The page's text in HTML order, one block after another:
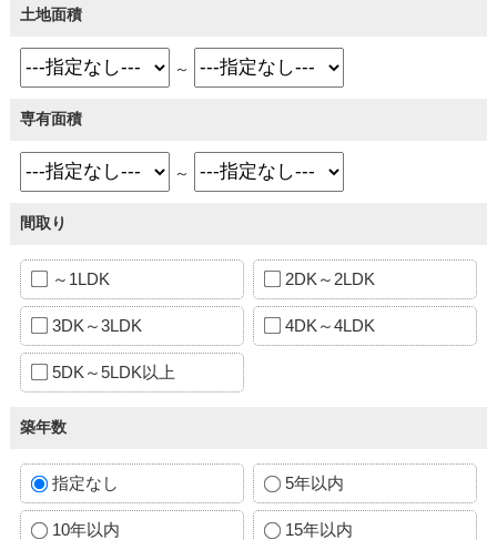
土地面積
～
専有面積
～
間取り
～1LDK 2DK～2LDK
3DK～3LDK 4DK～4LDK
5DK～5LDK以上
築年数
指定なし 5年以内
10年以内 15年以内